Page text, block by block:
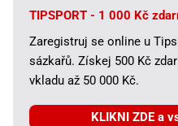
TIPSPORT - 1 000 Kč
Zaregistruj se online u
sázkařů. Získej 500 Kč
vkladu až 50 000 Kč.
KLIKNI ZDE a